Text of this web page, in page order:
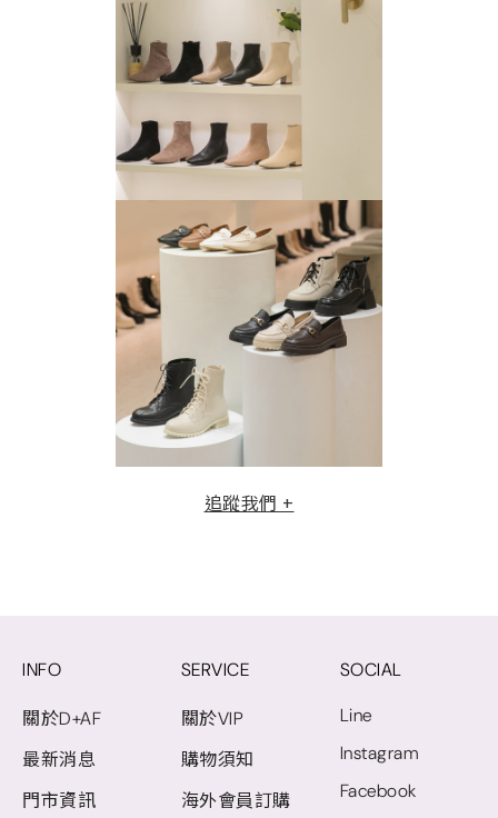
追蹤我們 +
INFO
關於D+AF
最新消息
門市資訊
SERVICE
關於VIP
購物須知
海外會員訂購
SOCIAL
Line
Instagram
Facebook